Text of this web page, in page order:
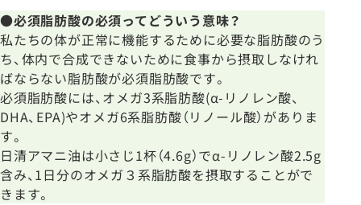
●必須脂肪酸の必須ってどういう意味？
私たちの体が正常に機能するために必要な脂肪酸のう
ち、体内で合成できないために食事から摂取しなけれ
ばならない脂肪酸が必須脂肪酸です。
必須脂肪酸には、オメガ3系脂肪酸(α-リノレン酸、
DHA、EPA)やオメガ6系脂肪酸（リノール酸）がありま
す。
日清アマニ油は小さじ1杯（4.6g）でα-リノレン酸2.5g
含み、1日分のオメガ３系脂肪酸を摂取することがで
きます。